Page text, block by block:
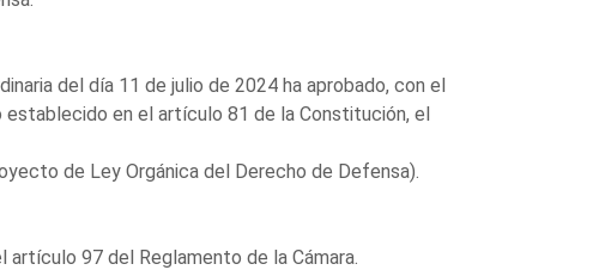
del día 11 de julio de 2024 ha aprobado, con el
en el artículo 81 de la Constitución, el
de Ley Orgánica del Derecho de Defensa).
97 del Reglamento de la Cámara.